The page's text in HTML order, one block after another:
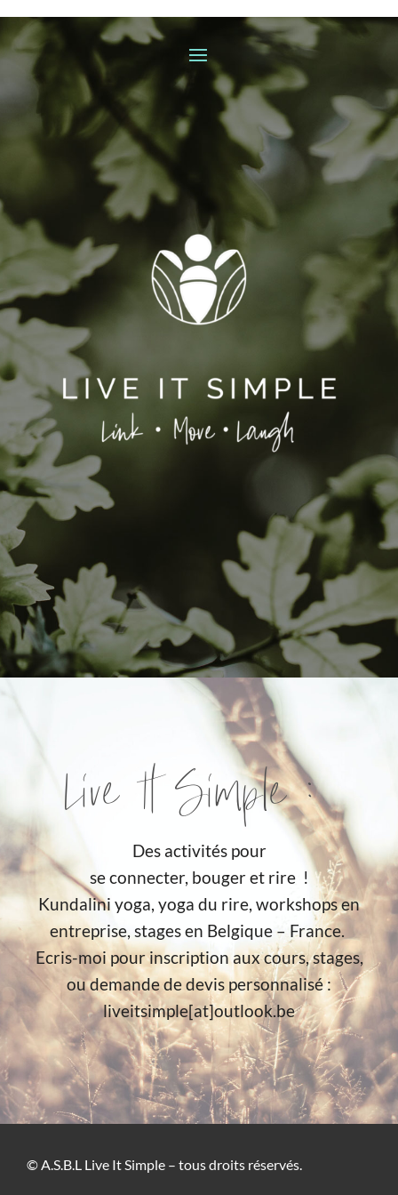
Live It Simple :
Des activités pour
se connecter, bouger et rire !
Kundalini yoga, yoga du rire, workshops en
entreprise, stages en Belgique – France.
Ecris-moi pour inscription aux cours, stages,
ou demande de devis personnalisé :
liveitsimple[at]outlook.be
© A.S.B.L Live It Simple – tous droits réservés.